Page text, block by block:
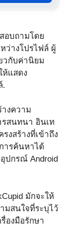
อบถามโดย
ว่างโปรไฟล์ ผู้
วกับค่านิยม
ห้แสดง
.
งความ
รสนทนา อินเท
งสร้างที่เข้าถึง
ารค้นหาได้
ปกรณ์ Android
มักจะให้
สนใจที่ระบุไว้
องมือรักษา